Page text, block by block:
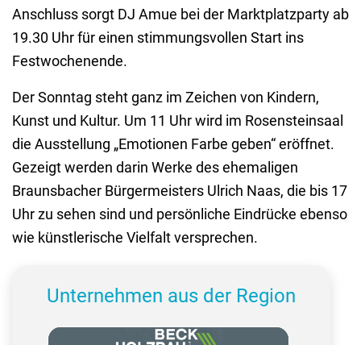
Anschluss sorgt DJ Amue bei der Marktplatzparty ab
19.30 Uhr für einen stimmungsvollen Start ins
Festwochenende.
Der Sonntag steht ganz im Zeichen von Kindern,
Kunst und Kultur. Um 11 Uhr wird im Rosensteinsaal
die Ausstellung „Emotionen Farbe geben“ eröffnet.
Gezeigt werden darin Werke des ehemaligen
Braunsbacher Bürgermeisters Ulrich Naas, die bis 17
Uhr zu sehen sind und persönliche Eindrücke ebenso
wie künstlerische Vielfalt versprechen.
Unternehmen aus der Region